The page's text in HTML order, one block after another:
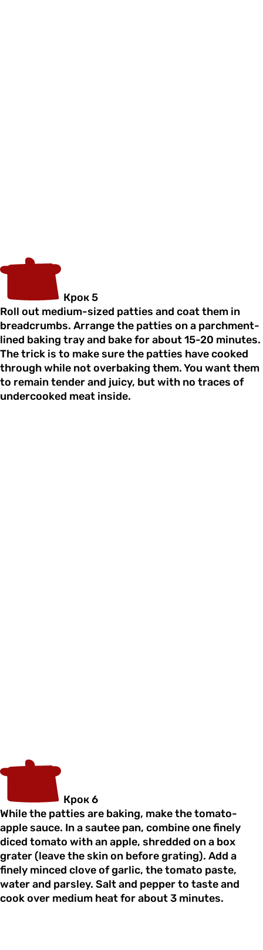
Крок 5
Roll out medium-sized patties and coat them in
breadcrumbs. Arrange the patties on a parchment-
lined baking tray and bake for about 15-20 minutes.
The trick is to make sure the patties have cooked
through while not overbaking them. You want them
to remain tender and juicy, but with no traces of
undercooked meat inside.
Крок 6
While the patties are baking, make the tomato-
apple sauce. In a sautee pan, combine one finely
diced tomato with an apple, shredded on a box
grater (leave the skin on before grating). Add a
finely minced clove of garlic, the tomato paste,
water and parsley. Salt and pepper to taste and
cook over medium heat for about 3 minutes.